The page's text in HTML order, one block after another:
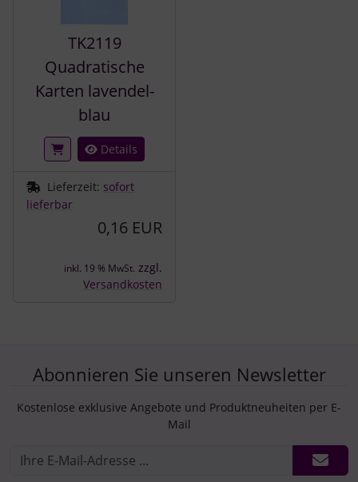
TK2119
Quadratische
Karten lavendel-
blau
Details
Lieferzeit: sofort
lieferbar
0,16 EUR
inkl. 19 % MwSt. zzgl.
Versandkosten
Abonnieren Sie unseren Newsletter
Kostenlose exklusive Angebote und Produktneuheiten per E-
Mail